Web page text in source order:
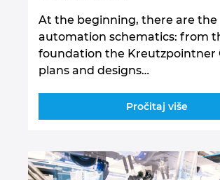
At the beginning, there are the
automation schematics: from
foundation the Kreutzpointner
plans and designs…
Pročitaj više